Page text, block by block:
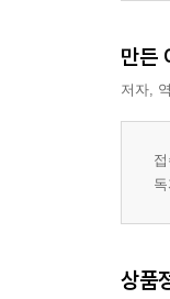
만든
저자,
상품